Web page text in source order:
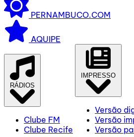
PERNAMBUCO.COM
AQUIPE
RÁDIOS
Clube FM
Clube Recife
IMPRESSO
Versão
Versão
Versão